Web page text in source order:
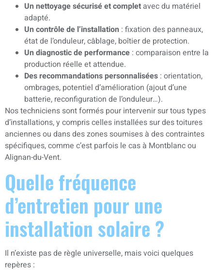
Un nettoyage sécurisé et complet avec du matériel
adapté.
Un contrôle de l’installation : fixation des panneaux,
état de l’onduleur, câblage, boîtier de protection.
Un diagnostic de performance : comparaison entre la
production réelle et attendue.
Des recommandations personnalisées : orientation,
ombrages, potentiel d’amélioration (ajout d’une
batterie, reconfiguration de l’onduleur…).
Nos techniciens sont formés pour intervenir sur tous types
d’installations, y compris celles installées sur des toitures
anciennes ou dans des zones soumises à des contraintes
spécifiques, comme c’est parfois le cas à Montblanc ou
Alignan-du-Vent.
Quelle fréquence
d’entretien pour une
installation solaire ?
Il n’existe pas de règle universelle, mais voici quelques
repères :